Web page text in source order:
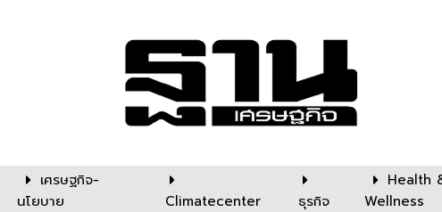
เศรษฐกิจ-
นโยบาย
Climatecenter ธุรกิจ
Health
Wellness